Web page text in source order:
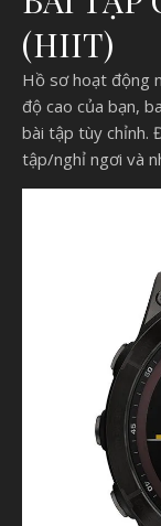
(HIIT)
Hồ sơ hoạt động
độ cao của bạn,
bài tập tùy chỉnh.
tập/nghỉ ngơi và